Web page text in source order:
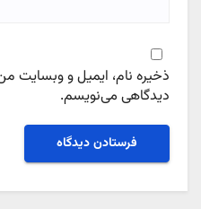
ذخیره نام، ایمیل و وبسایت من
دیدگاهی می‌نویسم.